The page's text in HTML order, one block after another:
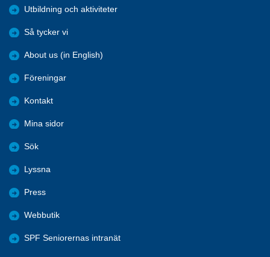
Utbildning och aktiviteter
Så tycker vi
About us (in English)
Föreningar
Kontakt
Mina sidor
Sök
Lyssna
Press
Webbutik
SPF Seniorernas intranät